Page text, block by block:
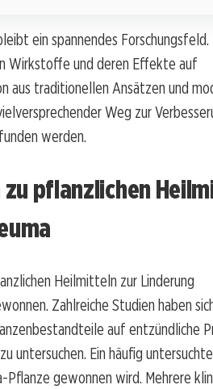
ein spannendes Forschungsfeld.
Wirkstoffe und deren Effekte auf
aus traditionellen Ansätzen und
Weg zur
werden.
pflanzlichen
Heilmitteln zur Linderung
Zahlreiche Studien haben
auf entzündliche
untersuchen. Ein häufig
gewonnen wird. Mehrere